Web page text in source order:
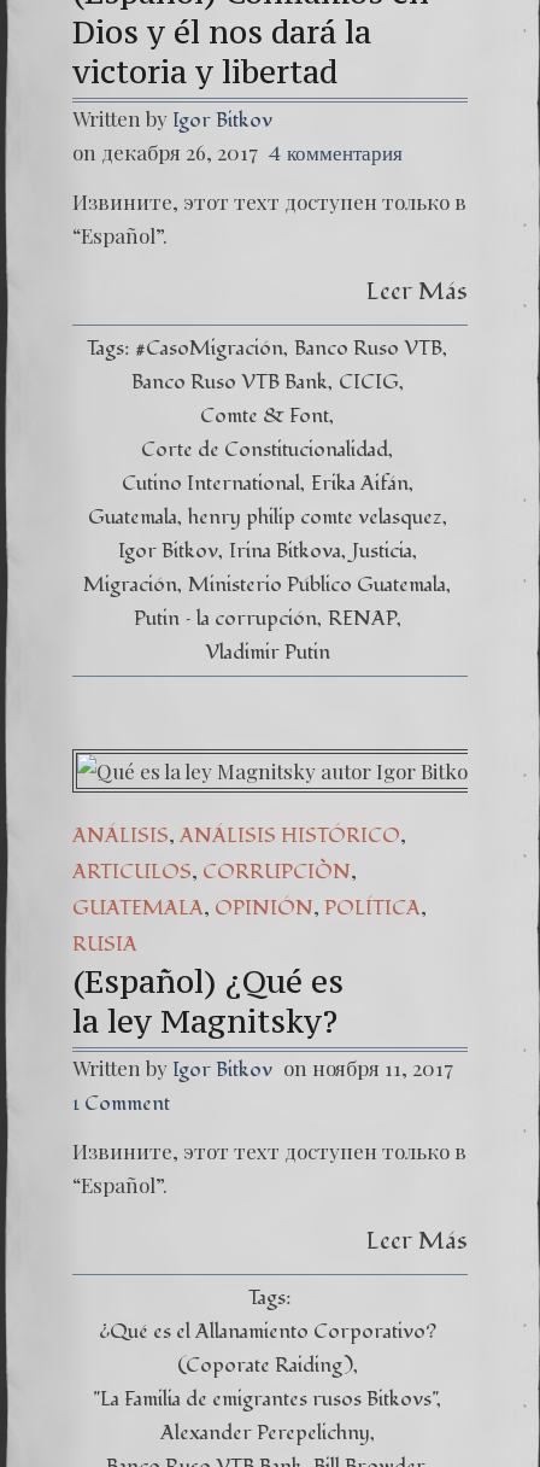
Dios y él nos dará la
victoria y libertad
Written by Igor Bitkov
on декабря 26, 2017 4 комментария
Извините, этот техт доступен только в
“Español”.
Leer Más
Tags: #CasoMigración Banco Ruso VTB
Banco Ruso VTB Bank CICIG
Comte & Font
Corte de Constitucionalidad
Cutino International Erika Aifán
Guatemala henry philip comte velasquez
Igor Bitkov Irina Bitkova Justicia
Migración Ministerio Público Guatemala
Putin – la corrupción RENAP
Vladimir Putin
ANÁLISIS, ANÁLISIS HISTÓRICO,
ARTICULOS, CORRUPCIÒN,
GUATEMALA, OPINIÓN, POLÍTICA,
RUSIA
(Español) ¿Qué es
la ley Magnitsky?
Written by Igor Bitkov on ноября 11, 2017
1 Comment
Извините, этот техт доступен только в
“Español”.
Leer Más
Tags:
¿Qué es el Allanamiento Corporativo?
(Coporate Raiding)
"La Familia de emigrantes rusos Bitkovs"
Alexander Perepelichny